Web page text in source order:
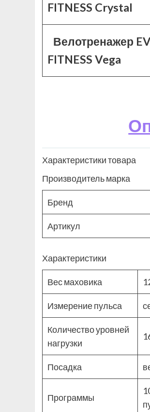
FITNESS Crystal
Велотренажер
FITNESS Vega
Характеристики товара
Производитель марка
Бренд
Артикул
Характеристики
Вес маховика
Измерение пульса
Количество уровней
нагрузки
Посадка
Программы